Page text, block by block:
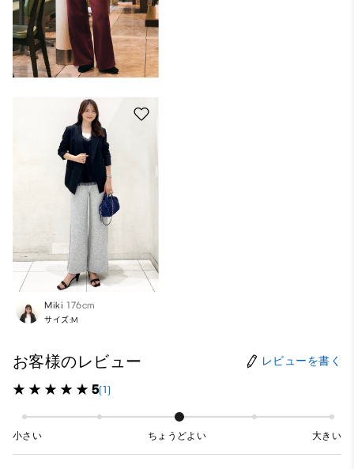
Miki 176cm
サイズ:M
お客様のレビュー レビューを書く
5(1)
小さい ちょうどよい 大きい